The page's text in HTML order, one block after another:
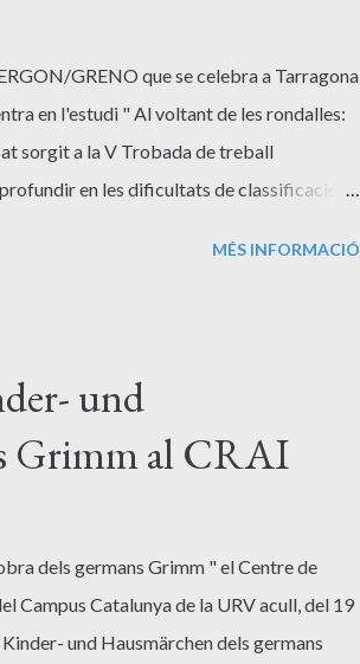
GRENO que se celebra a Tarragona
en l'estudi " Al voltant de les rondalles:
sorgit a la V Trobada de treball
en les dificultats de classificació i
internacional de referència
la trobada [ pdf ] que compta amb la p...
MÉS INFORMACIÓ
und
Grimm al CRAI
dels germans Grimm " el Centre de
Campus Catalunya de la URV acull, del 19
und Hausmärchen dels germans